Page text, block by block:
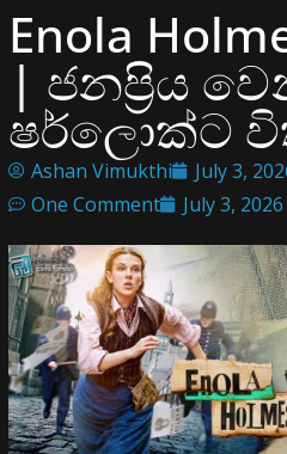
Enola
| ජනප්‍රිය
ෂර්ලොක්ට
Ashan Vimukthi July 3,
One Comment
July 3, 2026